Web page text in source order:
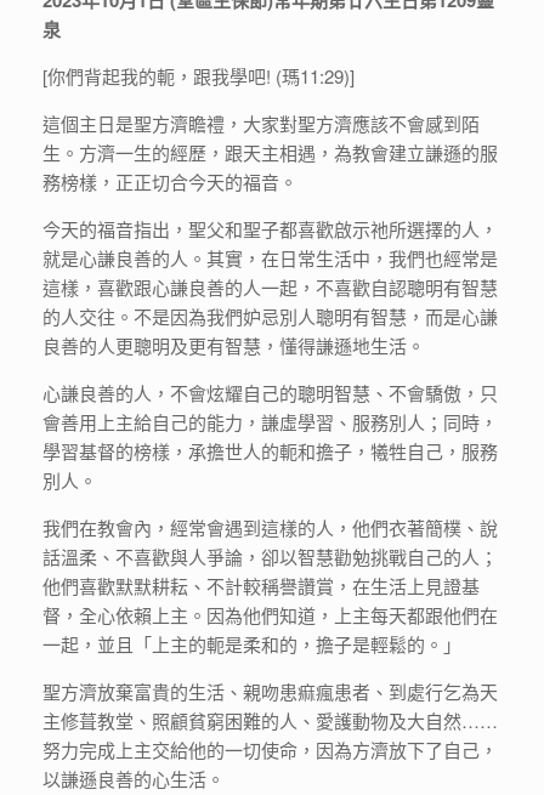
泉
[你們背起我的軛，跟我學吧! (瑪11:29)]
這個主日是聖方濟瞻禮，大家對聖方濟應該不會感到陌
生。方濟一生的經歷，跟天主相遇，為教會建立謙遜的服
務榜樣，正正切合今天的福音。
今天的福音指出，聖父和聖子都喜歡啟示祂所選擇的人，
就是心謙良善的人。其實，在日常生活中，我們也經常是
這樣，喜歡跟心謙良善的人一起，不喜歡自認聰明有智慧
的人交往。不是因為我們妒忌別人聰明有智慧，而是心謙
良善的人更聰明及更有智慧，懂得謙遜地生活。
心謙良善的人，不會炫耀自己的聰明智慧、不會驕傲，只
會善用上主給自己的能力，謙虛學習、服務別人；同時，
學習基督的榜樣，承擔世人的軛和擔子，犧牲自己，服務
別人。
我們在教會內，經常會遇到這樣的人，他們衣著簡樸、說
話溫柔、不喜歡與人爭論，卻以智慧勸勉挑戰自己的人；
他們喜歡默默耕耘、不計較稱譽讚賞，在生活上見證基
督，全心依賴上主。因為他們知道，上主每天都跟他們在
一起，並且「上主的軛是柔和的，擔子是輕鬆的。」
聖方濟放棄富貴的生活、親吻患痲瘋患者、到處行乞為天
主修葺教堂、照顧貧窮困難的人、愛護動物及大自然……
努力完成上主交給他的一切使命，因為方濟放下了自己，
以謙遜良善的心生活。